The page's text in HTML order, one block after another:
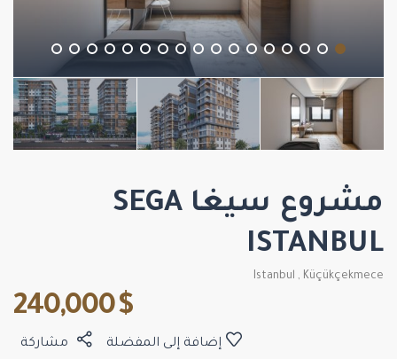
مشروع سيغا SEGA
ISTANBUL
Istanbul , Küçükçekmece
$ 240,000
مشاركة إضافة إلى المفضلة